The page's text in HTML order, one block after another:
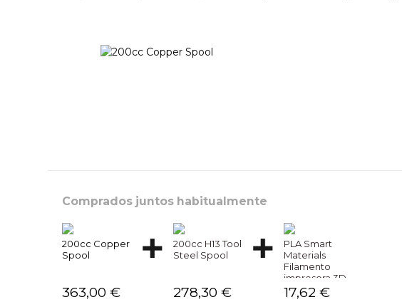
Comprados juntos habitualmente
200cc Copper
Spool
363,00 €
200cc H13 Tool
Steel Spool
278,30 €
PLA Smart
Materials
Filamento
impresora 3D
17,62 €